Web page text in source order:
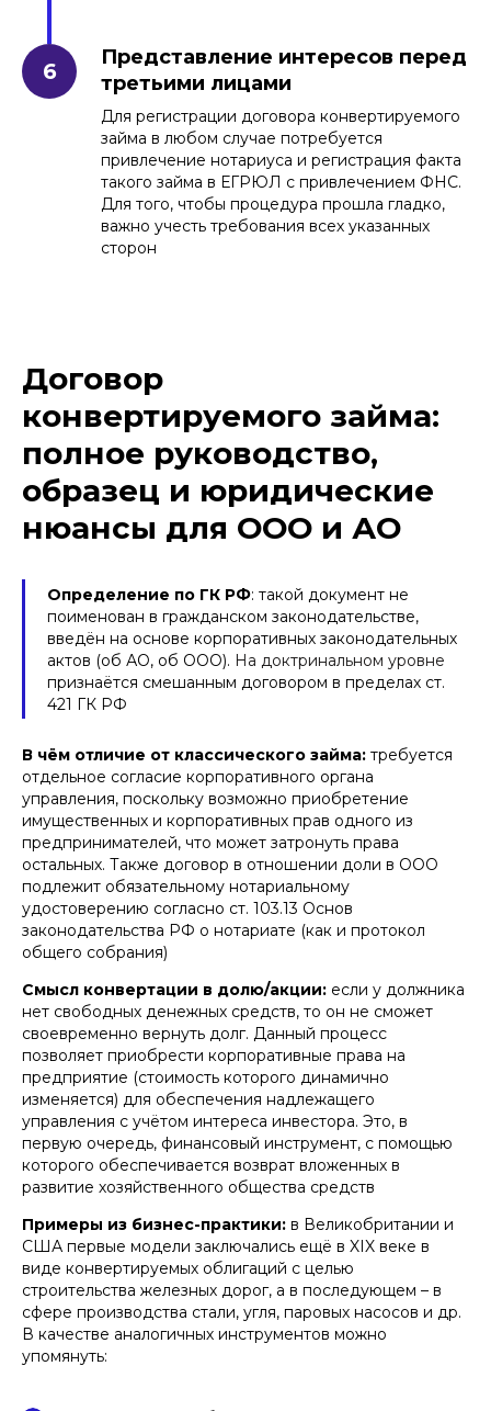
Представление интересов перед
третьими лицами
Для регистрации договора конвертируемого
займа в любом случае потребуется
привлечение нотариуса и регистрация факта
такого займа в ЕГРЮЛ с привлечением ФНС.
Для того, чтобы процедура прошла гладко,
важно учесть требования всех указанных
сторон
Договор
конвертируемого займа:
полное руководство,
образец и юридические
нюансы для ООО и АО
Определение по ГК РФ: такой документ не
поименован в гражданском законодательстве,
введён на основе корпоративных законодательных
актов (об АО, об ООО). На доктринальном уровне
признаётся смешанным договором в пределах ст.
421 ГК РФ
В чём отличие от классического займа: требуется
отдельное согласие корпоративного органа
управления, поскольку возможно приобретение
имущественных и корпоративных прав одного из
предпринимателей, что может затронуть права
остальных. Также договор в отношении доли в ООО
подлежит обязательному нотариальному
удостоверению согласно ст. 103.13 Основ
законодательства РФ о нотариате (как и протокол
общего собрания)
Смысл конвертации в долю/акции: если у должника
нет свободных денежных средств, то он не сможет
своевременно вернуть долг. Данный процесс
позволяет приобрести корпоративные права на
предприятие (стоимость которого динамично
изменяется) для обеспечения надлежащего
управления с учётом интереса инвестора. Это, в
первую очередь, финансовый инструмент, с помощью
которого обеспечивается возврат вложенных в
развитие хозяйственного общества средств
Примеры из бизнес-практики: в Великобритании и
США первые модели заключались ещё в XIX веке в
виде конвертируемых облигаций с целью
строительства железных дорог, а в последующем – в
сфере производства стали, угля, паровых насосов и др.
В качестве аналогичных инструментов можно
упомянуть: